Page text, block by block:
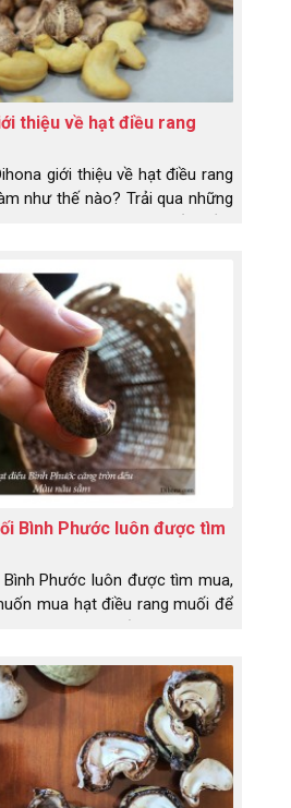
thiệu về hạt điều rang
giới thiệu về hạt điều rang
như thế nào? Trải qua những
vỏ lụa là món ăn, là loại hạt rất
khi chia sẻ cho các bạn
của hạt điều thì Dihona sẽ giới
muối vỏ lụa được chế biến
Bình Phước luôn được tìm
Phước luôn được tìm mua,
mua hạt điều rang muối để